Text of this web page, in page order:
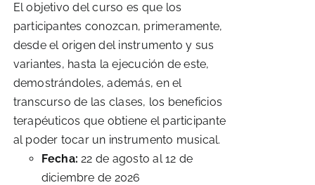
El objetivo del curso es que los
participantes conozcan, primeramente,
desde el origen del instrumento y sus
variantes, hasta la ejecución de este,
demostrándoles, además, en el
transcurso de las clases, los beneficios
terapéuticos que obtiene el participante
al poder tocar un instrumento musical.
Fecha:22 de agosto al 12 de
diciembre de 2026